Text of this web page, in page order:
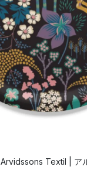
Arvidssons Textil | ア